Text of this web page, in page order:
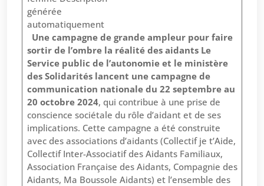
Une campagne de grande ampleur pour faire
sortir de l’ombre la réalité des aidants Le
Service public de l’autonomie et le ministère
des Solidarités lancent une campagne de
communication nationale du 22 septembre au
20 octobre 2024, qui contribue à une prise de
conscience sociétale du rôle d’aidant et de ses
implications. Cette campagne a été construite
avec des associations d’aidants (Collectif je t’Aide,
Collectif Inter-Associatif des Aidants Familiaux,
Association Française des Aidants, Compagnie des
Aidants, Ma Boussole Aidants) et l’ensemble des